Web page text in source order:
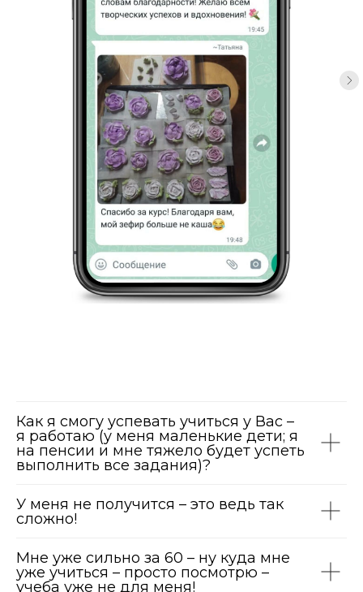
Как я смогу успевать учиться у Вас –
я работаю (у меня маленькие дети; я
на пенсии и мне тяжело будет успеть
выполнить все задания)?
У меня не получится – это ведь так
сложно!
Мне уже сильно за 60 – ну куда мне
уже учиться – просто посмотрю –
учеба уже не для меня!